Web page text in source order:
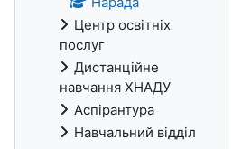
Центр освітніх
послуг
Дистанційне
навчання ХНАДУ
Аспірантура
Навчальний відділ